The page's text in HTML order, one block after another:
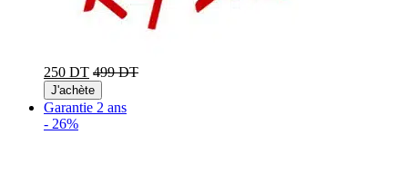
250 DT 499 DT
J'achète
Garantie 2 ans
- 26%